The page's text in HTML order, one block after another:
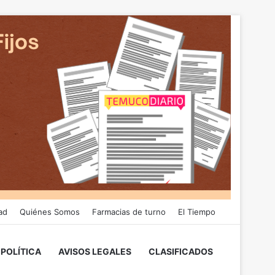
Quiénes Somos Farmacias de turno El Tiempo
POLÍTICA AVISOS LEGALES CLASIFICADOS